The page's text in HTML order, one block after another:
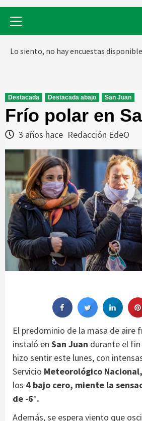
Lo siento, no hay encuestas
Destacada Destacada abajo San Juan
Frío polar en
3 años hace Redacción EdeO
El predominio de la masa de aire
instaló en San Juan durante el
hizo sentir este lunes, con
Servicio Meteorológico Nacional,
los 4 bajo cero, miente la
de -6°.
Además, se espera viento que